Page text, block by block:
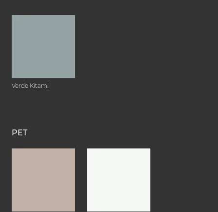
Verde Kitami
PET